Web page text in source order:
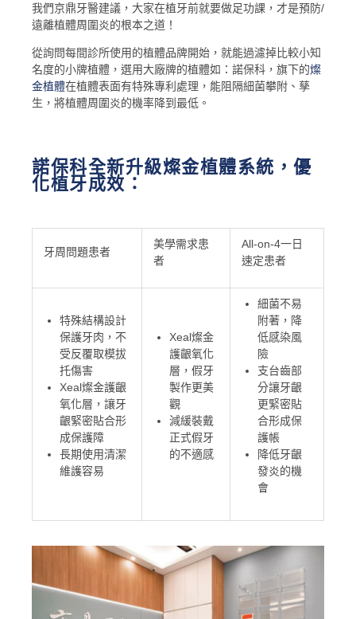
我們京鼎牙醫建議，大家在植牙前就要做足功課，才是預防/
遠離植體周圍炎的根本之道！
從詢問每間診所使用的植體品牌開始，就能過濾掉比較小知
名度的小牌植體，選用大廠牌的植體如：諾保科，旗下的燦
金植體在植體表面有特殊專利處理，能阻隔細菌攀附、孳
生，將植體周圍炎的機率降到最低。
諾保科全新升級燦金植體系統，優
化植牙成效：
牙周問題患者
美學需求患
者
All-on-4一日
速定患者
特殊結構設計
保護牙肉，不
受反覆取模拔
托傷害
Xeal燦金護齦
氧化層，讓牙
齦緊密貼合形
成保護障
長期使用清潔
維護容易
Xeal燦金
護齦氧化
層，假牙
製作更美
觀
減緩裝戴
正式假牙
的不適感
細菌不易
附著，降
低感染風
險
支台齒部
分讓牙齦
更緊密貼
合形成保
護帳
降低牙齦
發炎的機
會